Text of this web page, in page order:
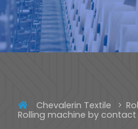
Chevalerin Textile
Rolling machine by contact